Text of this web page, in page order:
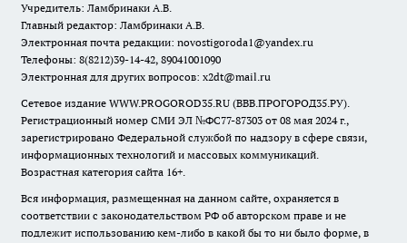
Учредитель: Ламбринаки А.В.
Главный редактор: Ламбринаки А.В.
Электронная почта редакции: novostigoroda1@yandex.ru
Телефоны: 8(8212)39-14-42, 89041001090
Электронная для других вопросов: x2dt@mail.ru
Сетевое издание WWW.PROGOROD35.RU (ВВВ.ПРОГОРОД35.РУ).
Регистрационный номер СМИ ЭЛ №ФС77-87303 от 08 мая 2024 г.,
зарегистрировано Федеральной службой по надзору в сфере связи,
информационных технологий и массовых коммуникаций.
Возрастная категория сайта 16+.
Вся информация, размещенная на данном сайте, охраняется в
соответствии с законодательством РФ об авторском праве и не
подлежит использованию кем-либо в какой бы то ни было форме, в